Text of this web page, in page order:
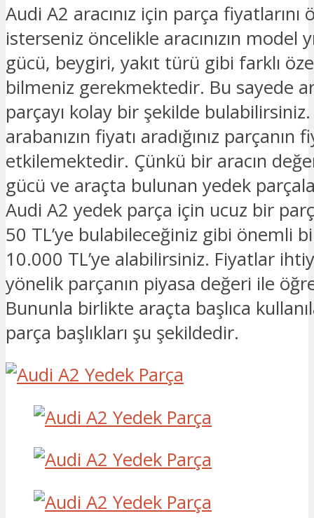
Audi A2 aracınız için parça fiyatlarını
isterseniz öncelikle aracınızın model
gücü, beygiri, yakıt türü gibi farklı
bilmeniz gerekmektedir. Bu sayede
parçayı kolay bir şekilde bulabilirsiniz.
arabanızın fiyatı aradığınız parçanın
etkilemektedir. Çünkü bir aracın
gücü ve araçta bulunan yedek
Audi A2 yedek parça için ucuz bir
50 TL’ye bulabileceğiniz gibi önemli
10.000 TL’ye alabilirsiniz. Fiyatlar
yönelik parçanın piyasa değeri ile
Bununla birlikte araçta başlıca
parça başlıkları şu şekildedir.